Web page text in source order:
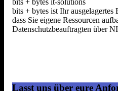
bits + bytes it-solutions
bits + bytes ist Ihr
dass Sie eigene Ressourcen
Datenschutzbeauftragten über
Lasst uns über eure